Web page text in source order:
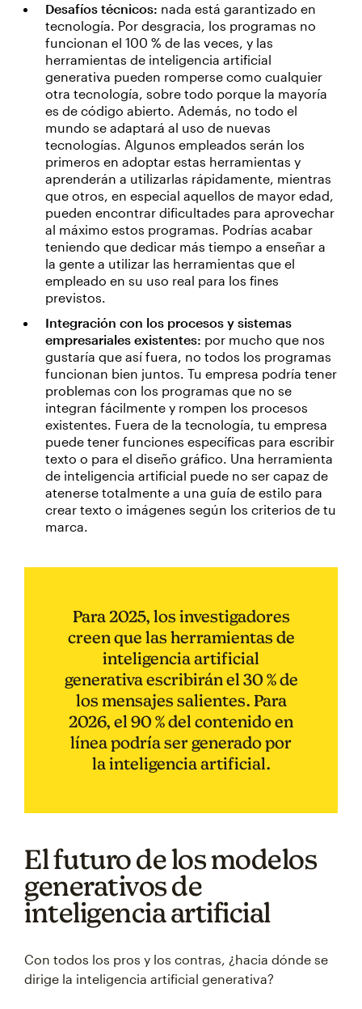
Desafíos técnicos: nada está garantizado en
tecnología. Por desgracia, los programas no
funcionan el 100 % de las veces, y las
herramientas de inteligencia artificial
generativa pueden romperse como cualquier
otra tecnología, sobre todo porque la mayoría
es de código abierto. Además, no todo el
mundo se adaptará al uso de nuevas
tecnologías. Algunos empleados serán los
primeros en adoptar estas herramientas y
aprenderán a utilizarlas rápidamente, mientras
que otros, en especial aquellos de mayor edad,
pueden encontrar dificultades para aprovechar
al máximo estos programas. Podrías acabar
teniendo que dedicar más tiempo a enseñar a
la gente a utilizar las herramientas que el
empleado en su uso real para los fines
previstos.
Integración con los procesos y sistemas
empresariales existentes: por mucho que nos
gustaría que así fuera, no todos los programas
funcionan bien juntos. Tu empresa podría tener
problemas con los programas que no se
integran fácilmente y rompen los procesos
existentes. Fuera de la tecnología, tu empresa
puede tener funciones específicas para escribir
texto o para el diseño gráfico. Una herramienta
de inteligencia artificial puede no ser capaz de
atenerse totalmente a una guía de estilo para
crear texto o imágenes según los criterios de tu
marca.
Para 2025, los investigadores
creen que las herramientas de
inteligencia artificial
generativa escribirán el 30 % de
los mensajes salientes. Para
2026, el 90 % del contenido en
línea podría ser generado por
la inteligencia artificial.
El futuro de los modelos
generativos de
inteligencia artificial
Con todos los pros y los contras, ¿hacia dónde se
dirige la inteligencia artificial generativa?